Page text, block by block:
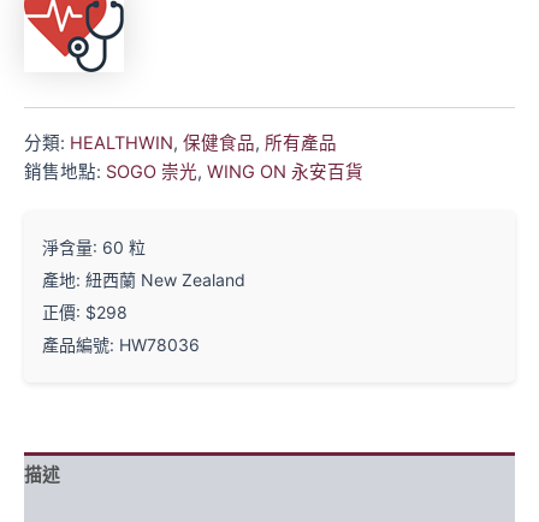
分類: HEALTHWIN, 保健食品, 所有產品
銷售地點: SOGO 崇光, WING ON 永安百貨
淨含量: 60 粒
產地: 紐西蘭 New Zealand
正價: $298
產品編號: HW78036
描述